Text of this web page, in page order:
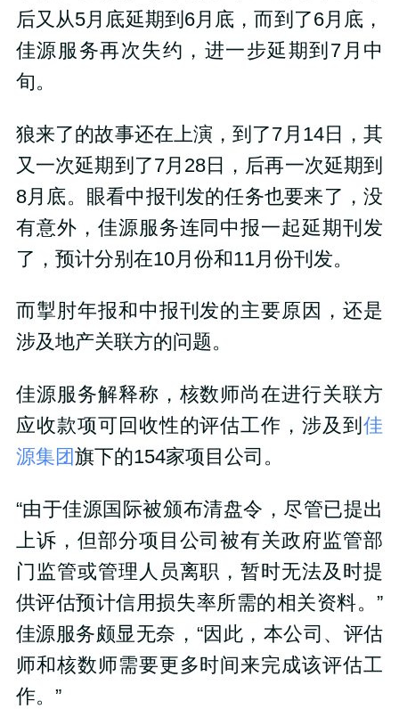
后又从5月底延期到6月底，而到了6月底，
佳源服务再次失约，进一步延期到7月中
旬。
狼来了的故事还在上演，到了7月14日，其
又一次延期到了7月28日，后再一次延期到
8月底。眼看中报刊发的任务也要来了，没
有意外，佳源服务连同中报一起延期刊发
了，预计分别在10月份和11月份刊发。
而掣肘年报和中报刊发的主要原因，还是
涉及地产关联方的问题。
佳源服务解释称，核数师尚在进行关联方
应收款项可回收性的评估工作，涉及到佳
源集团旗下的154家项目公司。
“由于佳源国际被颁布清盘令，尽管已提出
上诉，但部分项目公司被有关政府监管部
门监管或管理人员离职，暂时无法及时提
供评估预计信用损失率所需的相关资料。”
佳源服务颇显无奈，“因此，本公司、评估
师和核数师需要更多时间来完成该评估工
作。”